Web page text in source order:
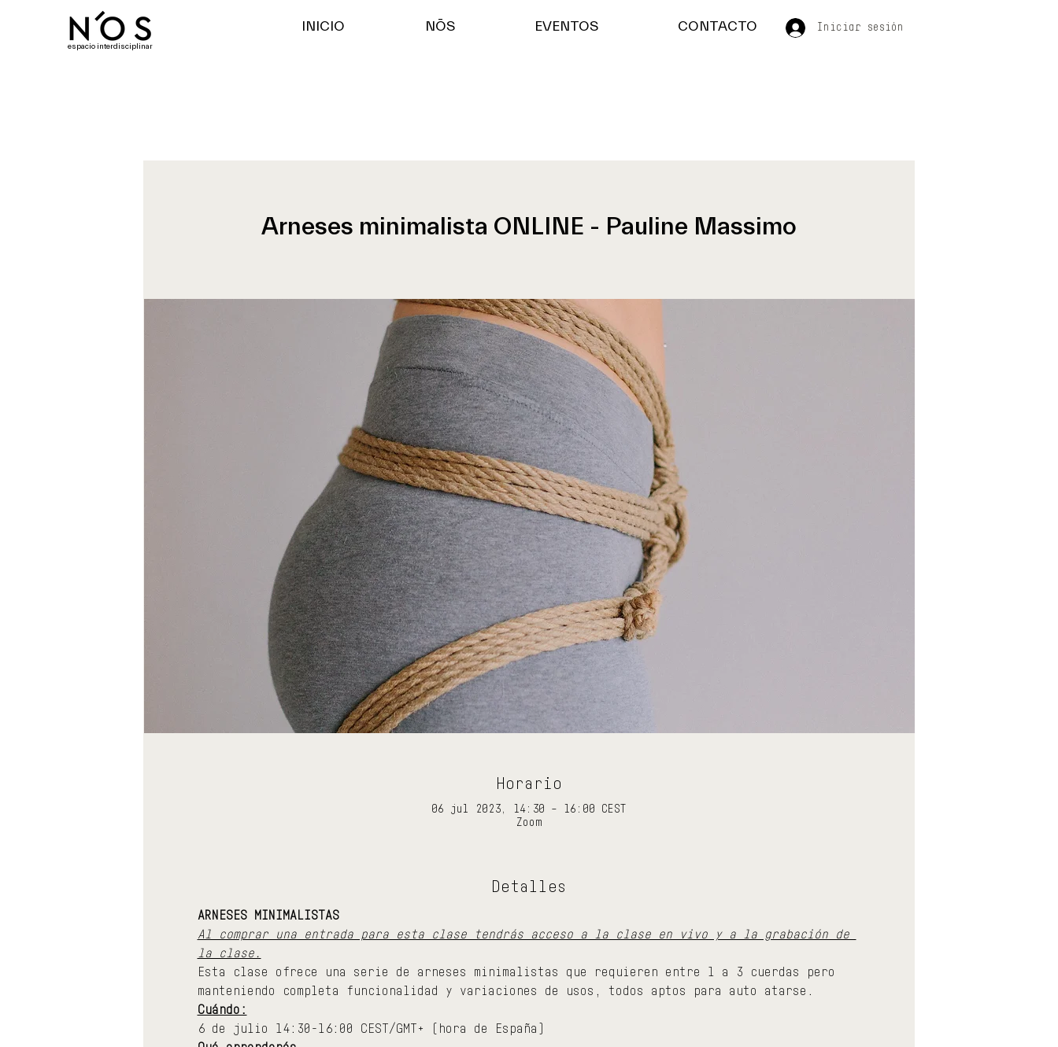
espacio interdisciplinar
INICIO NŌS EVENTOS CONTACTO Iniciar sesión
Arneses minimalista ONLINE - Pauline Massimo
Horario
06 jul 2023, 14:30 – 16:00 CEST
Zoom
Detalles
ARNESES MINIMALISTAS
Al comprar una entrada para esta clase tendrás acceso a la clase en vivo y a la grabación de
la clase.
Esta clase ofrece una serie de arneses minimalistas que requieren entre 1 a 3 cuerdas pero
manteniendo completa funcionalidad y variaciones de usos, todos aptos para auto atarse.
Cuándo:
6 de julio 14:30-16:00 CEST/GMT+ (hora de España)